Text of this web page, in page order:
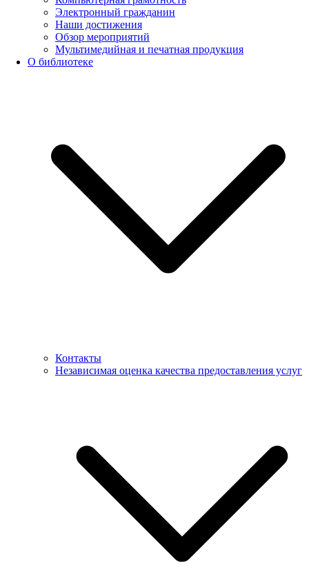
Электронный гражданин
Наши достижения
Обзор мероприятий
Мультимедийная и печатная продукция
О библиотеке
Контакты
Независимая оценка качества предоставления услуг